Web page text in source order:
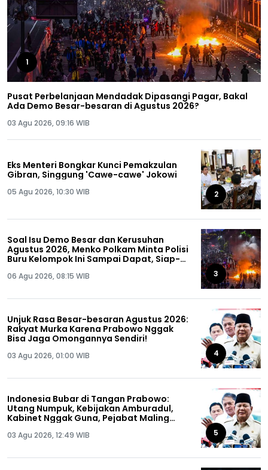
1
Pusat Perbelanjaan Mendadak Dipasangi Pagar, Bakal
Ada Demo Besar-besaran di Agustus 2026?
03 Agu 2026, 09:16 WIB
Eks Menteri Bongkar Kunci Pemakzulan
Gibran, Singgung 'Cawe-cawe' Jokowi
05 Agu 2026, 10:30 WIB 2
Soal Isu Demo Besar dan Kerusuhan
Agustus 2026, Menko Polkam Minta Polisi
Buru Kelompok Ini Sampai Dapat, Siap-
06 Agu 2026, 08:15 WIB 3
Unjuk Rasa Besar-besaran Agustus 2026:
Rakyat Murka Karena Prabowo Nggak
Bisa Jaga Omongannya Sendiri!
03 Agu 2026, 01:00 WIB 4
Indonesia Bubar di Tangan Prabowo:
Utang Numpuk, Kebijakan Amburadul,
Kabinet Nggak Guna, Pejabat Maling
03 Agu 2026, 12:49 WIB 5